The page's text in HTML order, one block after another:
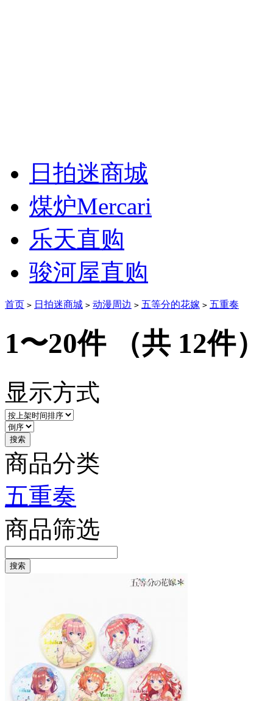
日拍迷商城
煤炉Mercari
乐天直购
骏河屋直购
首页 > 日拍迷商城 > 动漫周边 > 五等分的花嫁 > 五重奏
1〜20件（共 12件）
显示方式
商品分类
五重奏
商品筛选
搜索